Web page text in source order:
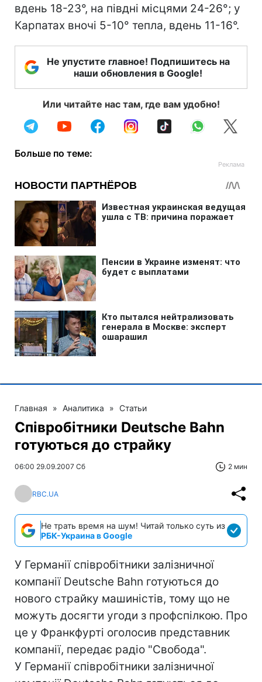
вдень 18-23°, на півдні місцями 24-26°; у
Карпатах вночі 5-10° тепла, вдень 11-16°.
Не упустите главное! Подпишитесь на
наши обновления в Google!
Или читайте нас там, где вам удобно!
Больше по теме:
Главная » Аналитика » Статьи
Співробітники Deutsche Bahn
готуються до страйку
06:00 29.09.2007 Сб 2 мин
RBC.UA
Не трать время на шум! Читай только суть из
РБК-Украина в Google
У Германії співробітники залізничної
компанії Deutsche Bahn готуються до
нового страйку машиністів, тому що не
можуть досягти угоди з профспілкою. Про
це у Франкфурті оголосив представник
компанії, передає радіо "Свобода".
У Германії співробітники залізничної